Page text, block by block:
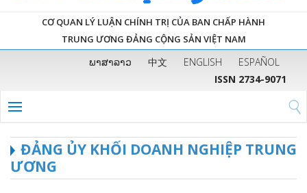
CƠ QUAN LÝ LUẬN CHÍNH TRỊ CỦA BAN CHẤP HÀNH
TRUNG ƯƠNG ĐẢNG CỘNG SẢN VIỆT NAM
ພາສາລາວ 中文 ENGLISH
ESPAÑOL
ISSN 2734-9071
ĐẢNG ỦY KHỐI DOANH NGHIỆP TRUNG
ƯƠNG